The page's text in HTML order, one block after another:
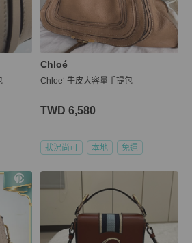
Chloé
Chloe‘ 牛皮大容量手提包
TWD 6,580
狀況尚可 本地 免運